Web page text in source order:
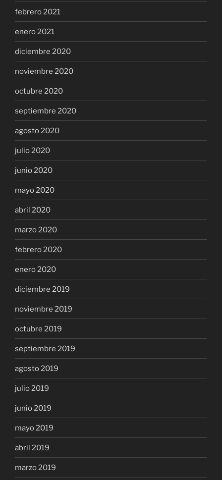
febrero 2021
enero 2021
diciembre 2020
noviembre 2020
octubre 2020
septiembre 2020
agosto 2020
julio 2020
junio 2020
mayo 2020
abril 2020
marzo 2020
febrero 2020
enero 2020
diciembre 2019
noviembre 2019
octubre 2019
septiembre 2019
agosto 2019
julio 2019
junio 2019
mayo 2019
abril 2019
marzo 2019